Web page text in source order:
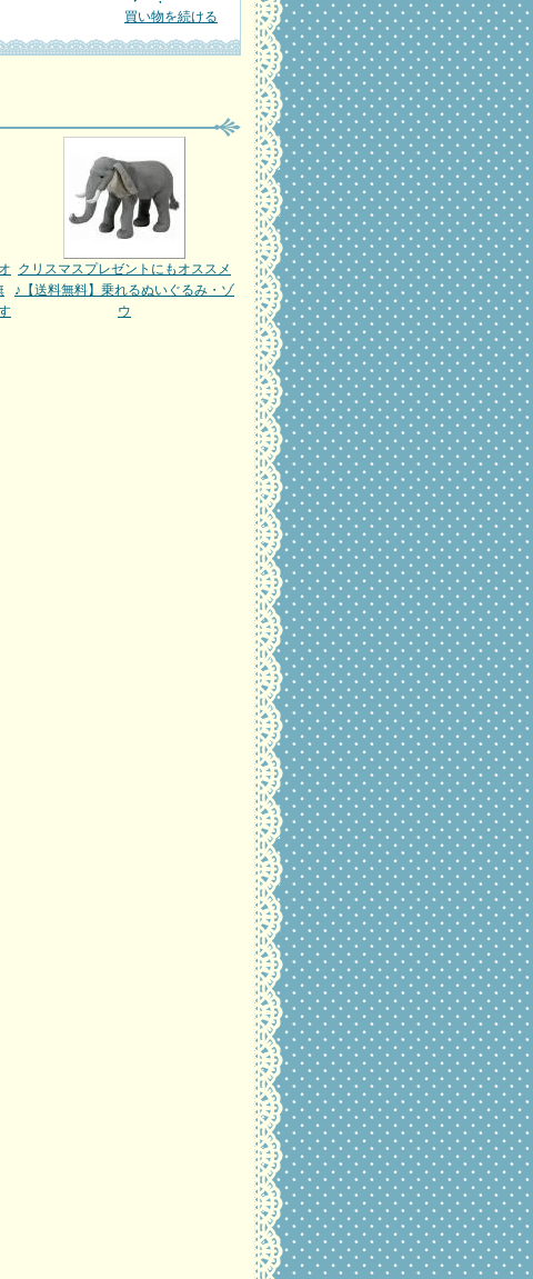
買い物を続ける
クリスマスプレゼントにもオススメ
♪【送料無料】乗れるぬいぐるみ・ゾ
ウ